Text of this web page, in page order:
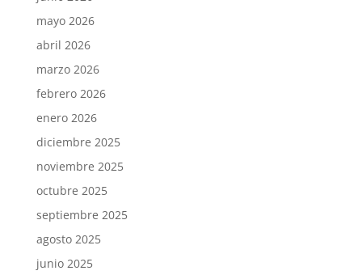
mayo 2026
abril 2026
marzo 2026
febrero 2026
enero 2026
diciembre 2025
noviembre 2025
octubre 2025
septiembre 2025
agosto 2025
junio 2025